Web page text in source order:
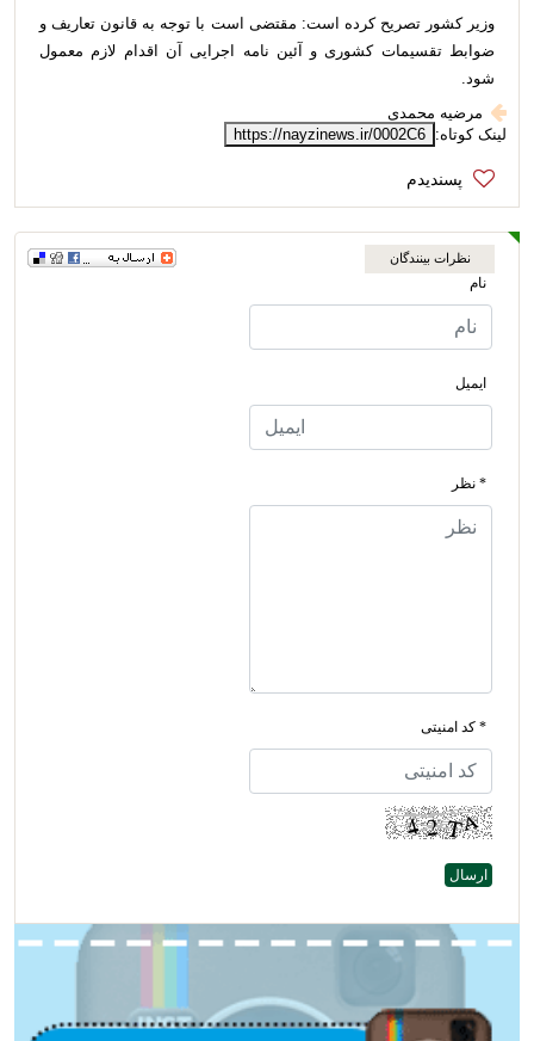
وزیر کشور تصریح کرده است: مقتضی است با توجه به قانون تعاریف و
ضوابط تقسیمات کشوری و آئین نامه اجرایی آن اقدام لازم معمول
شود.
مرضیه محمدی
لینک کوتاه: https://nayzinews.ir/0002C6
نظرات بینندگان
نام
ایمیل
* نظر
* کد امنیتی